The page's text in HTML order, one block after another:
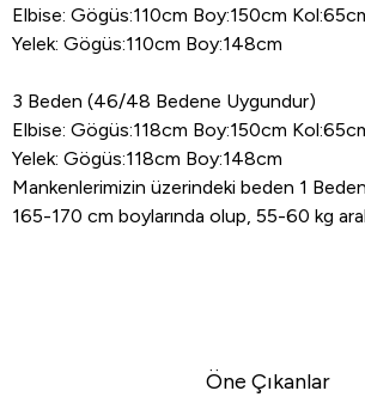
Elbise: Gögüs:110cm Boy:150cm
Yelek: Gögüs:110cm Boy:148cm
3 Beden (46/48 Bedene Uygundur)
Elbise: Gögüs:118cm Boy:150cm
Yelek: Gögüs:118cm Boy:148cm
Mankenlerimizin üzerindeki beden 1
165-170 cm boylarında olup, 55-60 kg
Öne Çıkanlar